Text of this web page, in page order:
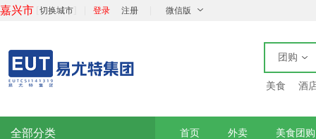
嘉兴市 切换城市 登录 注册 微信版
团购
美食 酒
全部分类 首页 外卖 美食团购